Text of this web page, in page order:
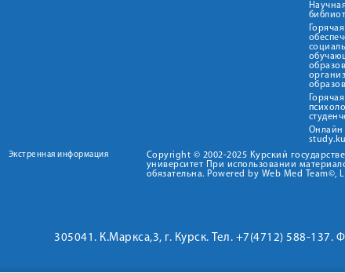
Онлайн
Экстренная информация
Copyright © 2002-2025 Курский
университет При использовании
обязательна. Powered by Web Med Team©,
305041. К.Маркса,3, г. Курск. Тел. +7(4712) 588-137.